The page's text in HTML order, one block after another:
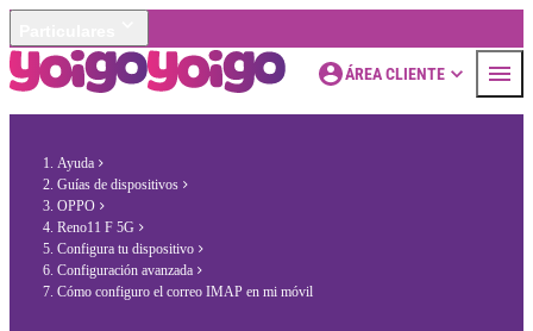
ÁREA CLIENTE
Ayuda
Guías de dispositivos
OPPO
Reno11 F 5G
Configura tu dispositivo
Configuración avanzada
Cómo configuro el correo IMAP en mi móvil